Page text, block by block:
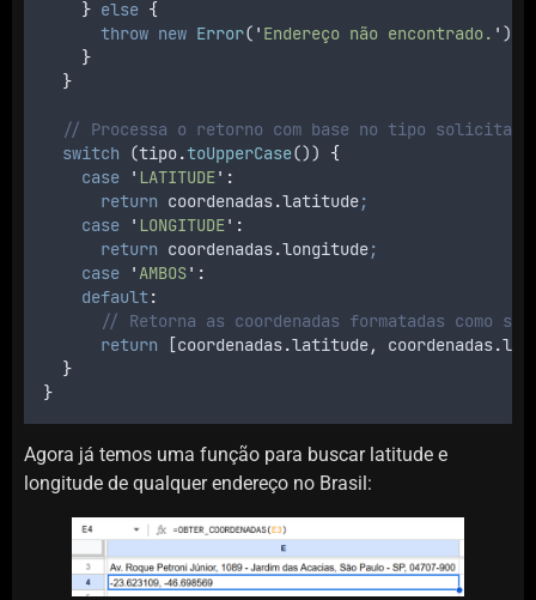
} else {
throw new Error( ' Endereço não encontrado. ' )
}
}
// Processa o retorno com base no tipo solicitado
switch (tipo.toUpperCase()) {
case
' LATITUDE' :
return coordenadas.latitude;
case
' LONGITUDE' :
return coordenadas.longitude;
case
' AMBOS' :
default:
// Retorna as coordenadas formatadas como
return [coordenadas.latitude, coordenadas.
}
}
Agora já temos uma função para buscar latitude e
longitude de qualquer endereço no Brasil: